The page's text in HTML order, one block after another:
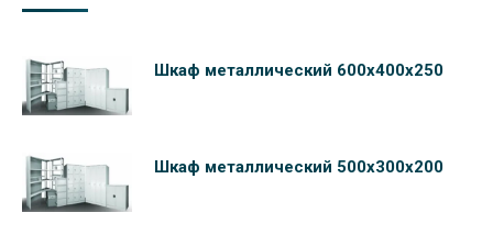
Шкаф металлический 600х400х250
Шкаф металлический 500х300х200